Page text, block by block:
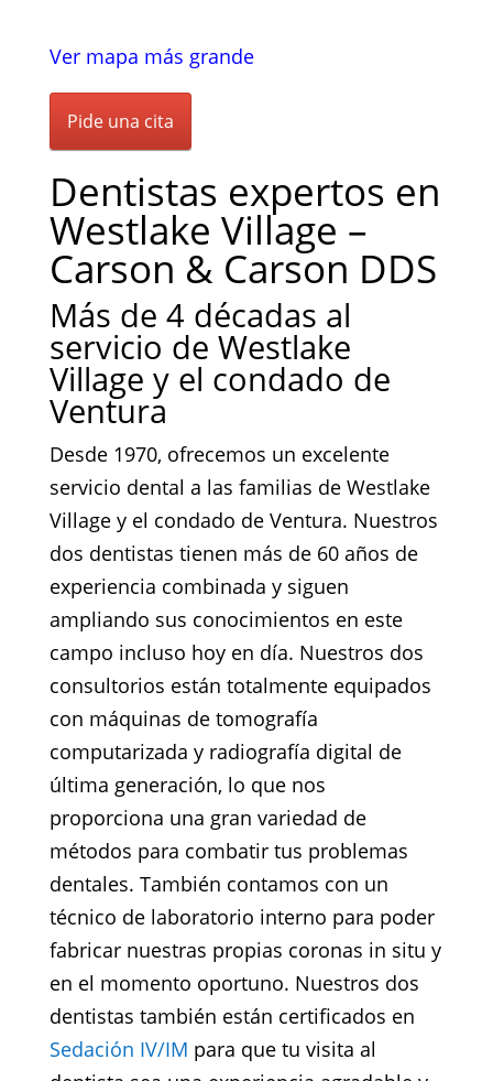
Ver mapa más grande
Pide una cita
Dentistas expertos en
Westlake Village –
Carson & Carson DDS
Más de 4 décadas al
servicio de Westlake
Village y el condado de
Ventura
Desde 1970, ofrecemos un excelente
servicio dental a las familias de Westlake
Village y el condado de Ventura. Nuestros
dos dentistas tienen más de 60 años de
experiencia combinada y siguen
ampliando sus conocimientos en este
campo incluso hoy en día. Nuestros dos
consultorios están totalmente equipados
con máquinas de tomografía
computarizada y radiografía digital de
última generación, lo que nos
proporciona una gran variedad de
métodos para combatir tus problemas
dentales. También contamos con un
técnico de laboratorio interno para poder
fabricar nuestras propias coronas in situ y
en el momento oportuno. Nuestros dos
dentistas también están certificados en
Sedación IV/IM para que tu visita al